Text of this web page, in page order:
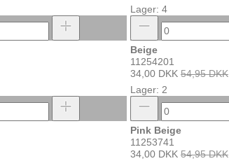
Lager: 4
Beige
11254201
34,00 DKK 54,95 DKK
Lager: 2
Pink Beige
11253741
34,00 DKK 54,95 DKK